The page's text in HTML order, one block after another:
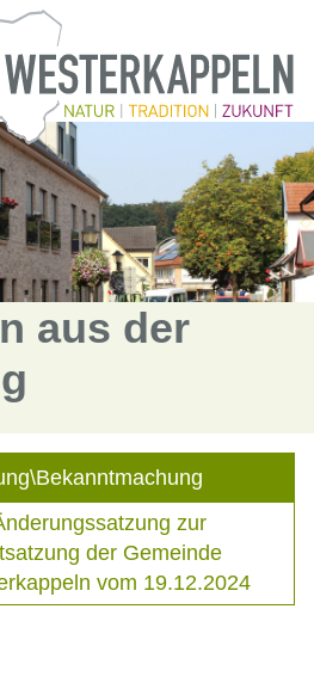
aus der
zur
der Gemeinde
vom 19.12.2024